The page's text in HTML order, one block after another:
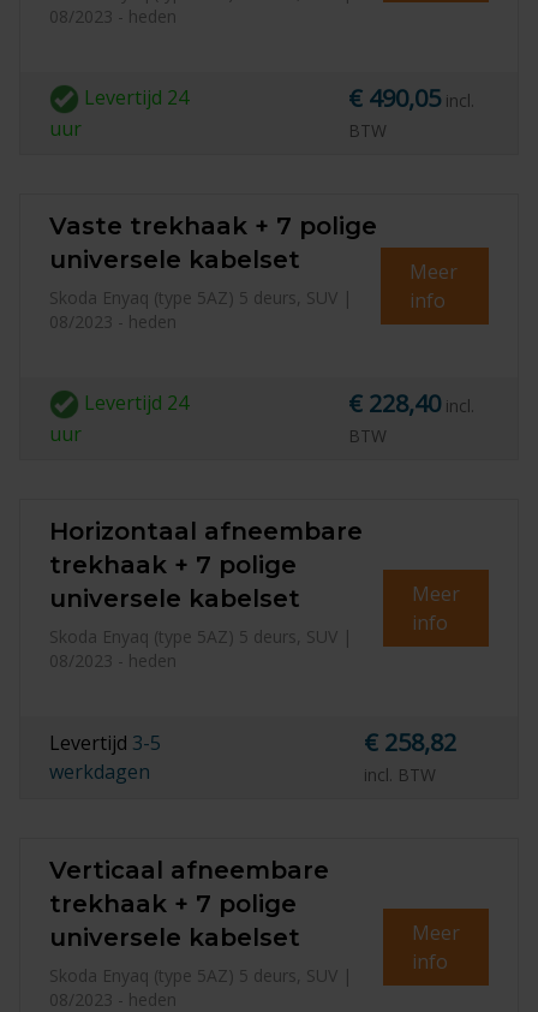
08/2023 - heden
Levertijd 24
uur
€ 490,05 incl.
BTW
Vaste trekhaak + 7 polige
universele kabelset
Skoda Enyaq (type 5AZ) 5 deurs, SUV |
08/2023 - heden
Meer
info
Levertijd 24
uur
€ 228,40 incl.
BTW
Horizontaal afneembare
trekhaak + 7 polige
universele kabelset
Skoda Enyaq (type 5AZ) 5 deurs, SUV |
08/2023 - heden
Meer
info
Levertijd 3-5
werkdagen
€ 258,82
incl. BTW
Verticaal afneembare
trekhaak + 7 polige
universele kabelset
Skoda Enyaq (type 5AZ) 5 deurs, SUV |
08/2023 - heden
Meer
info